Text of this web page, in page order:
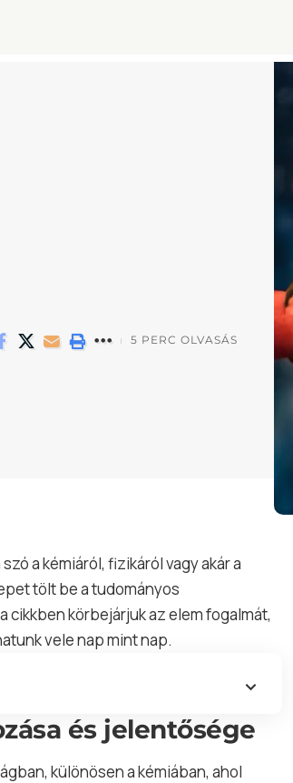
5 PERC OLVASÁS
a kémiáról, fizikáról vagy akár a
tölt be a tudományos
cikkben körbejárjuk az elem fogalmát,
vele nap mint nap.
és jelentősége
különösen a kémiában, ahol